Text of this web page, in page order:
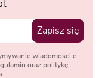
Zapisz się
wiadomości e-
oraz politykę